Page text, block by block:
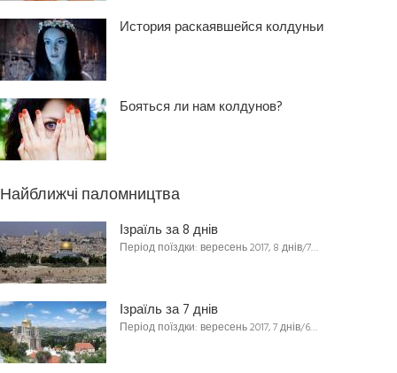
История раскаявшейся колдуньи
Бояться ли нам колдунов?
Найближчі паломництва
Ізраїль за 8 днів
Період поїздки: вересень 2017, 8 днів/7…
Ізраїль за 7 днів
Період поїздки: вересень 2017, 7 днів/6…